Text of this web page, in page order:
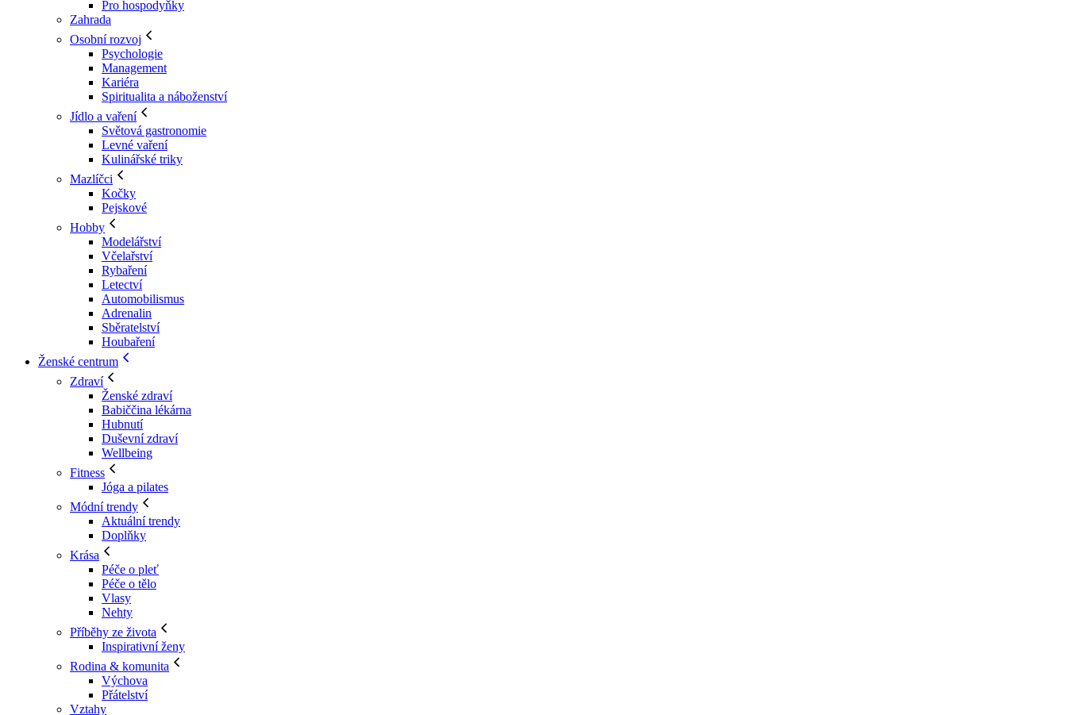
Pro hospodyňky
Zahrada
Osobní rozvoj
Psychologie
Management
Kariéra
Spiritualita a náboženství
Jídlo a vaření
Světová gastronomie
Levné vaření
Kulinářské triky
Mazlíčci
Kočky
Pejskové
Hobby
Modelářství
Včelařství
Rybaření
Letectví
Automobilismus
Adrenalin
Sběratelství
Houbaření
Ženské centrum
Zdraví
Ženské zdraví
Babiččina lékárna
Hubnutí
Duševní zdraví
Wellbeing
Fitness
Jóga a pilates
Módní trendy
Aktuální trendy
Doplňky
Krása
Péče o pleť
Péče o tělo
Vlasy
Nehty
Příběhy ze života
Inspirativní ženy
Rodina & komunita
Výchova
Přátelství
Vztahy